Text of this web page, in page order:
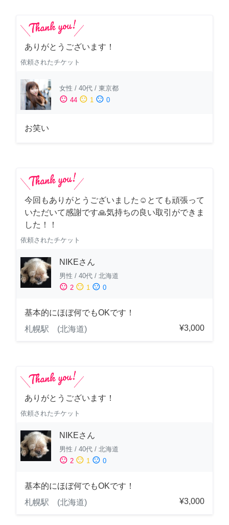
ありがとうございます！
依頼されたチケット
女性 / 40代 / 東京都
sentiment_satisfied 44 sentiment_neutral 1 sentiment_dissatisfied 0
お笑い
今回もありがとうございました☺️とても頑張って
いただいて感謝です🙏気持ちの良い取引ができま
した！！
依頼されたチケット
NIKEさん
男性 / 40代 / 北海道
sentiment_satisfied 2 sentiment_neutral 1 sentiment_dissatisfied 0
基本的にほぼ何でもOKです！
札幌駅 (北海道)
¥3,000
ありがとうございます！
依頼されたチケット
NIKEさん
男性 / 40代 / 北海道
sentiment_satisfied 2 sentiment_neutral 1 sentiment_dissatisfied 0
基本的にほぼ何でもOKです！
札幌駅 (北海道)
¥3,000